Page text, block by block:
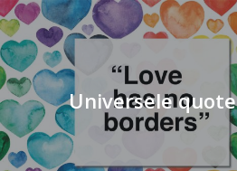
Universele quote